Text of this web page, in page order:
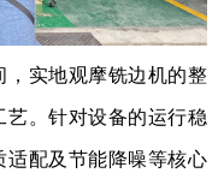
，实地观摩铣边机的整
。针对设备的运行稳
适配及节能降噪等核心